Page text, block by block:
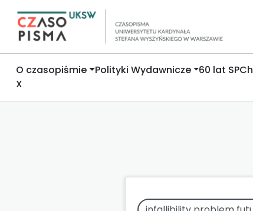
O czasopiśmie Polityki Wydawnicze 60 lat SPCh
X